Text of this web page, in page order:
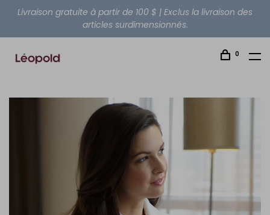
Livraison gratuite à partir de 100 $ | Exclus la livraison des
articles surdimensionnés.
0